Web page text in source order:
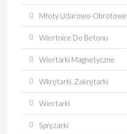
Młoty Udarowo-Obrotowe
Wiertnice Do Betonu
Wiertarki Magnetyczne
Wkrętarki, Zakrętarki
Wiertarki
Sprężarki